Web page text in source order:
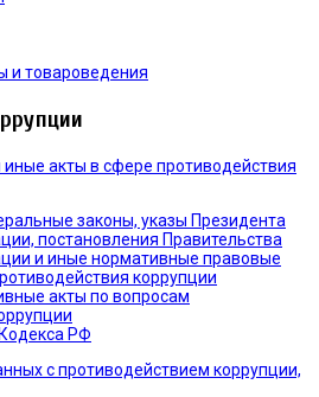
и товароведения
акты в сфере противодействия
законы, указы Президента
постановления Правительства
и иные нормативные правовые
коррупции
акты по вопросам
РФ
с противодействием коррупции,